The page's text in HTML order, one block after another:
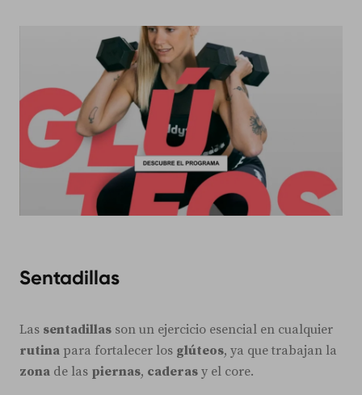
Sentadillas
Las sentadillas son un ejercicio esencial en cualquier
rutina para fortalecer los glúteos, ya que trabajan la
zona de las piernas, caderas y el core.